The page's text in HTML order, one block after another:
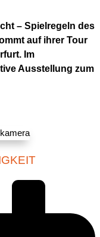
– Spielregeln des
auf ihrer Tour
Im
Ausstellung zum